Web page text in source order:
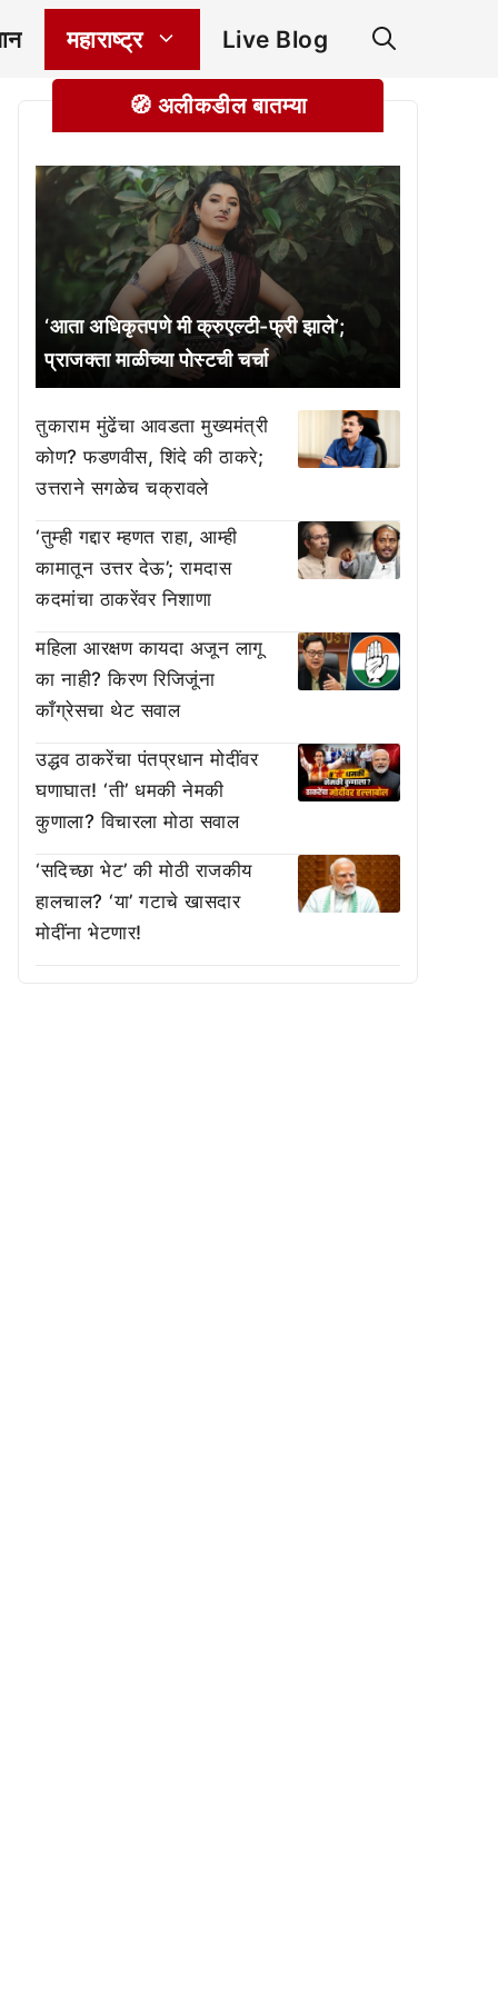
महाराष्ट्र Live Blog
🧭 अलीकडील बातम्या
‘आता अधिकृतपणे मी क्रुएल्टी-फ्री झाले’;
प्राजक्ता माळीच्या पोस्टची चर्चा
तुकाराम मुंढेंचा आवडता मुख्यमंत्री
कोण? फडणवीस, शिंदे की ठाकरे;
उत्तराने सगळेच चक्रावले
‘तुम्ही गद्दार म्हणत राहा, आम्ही
कामातून उत्तर देऊ’; रामदास
कदमांचा ठाकरेंवर निशाणा
महिला आरक्षण कायदा अजून लागू
का नाही? किरण रिजिजूंना
काँग्रेसचा थेट सवाल
उद्धव ठाकरेंचा पंतप्रधान मोदींवर
घणाघात! ‘ती’ धमकी नेमकी
कुणाला? विचारला मोठा सवाल
‘सदिच्छा भेट’ की मोठी राजकीय
हालचाल? ‘या’ गटाचे खासदार
मोदींना भेटणार!